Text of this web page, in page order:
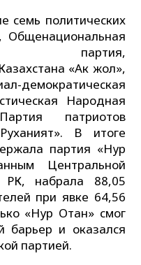
семь политических
партия,
«Ак жол»,
Народная
патриотов
В итоге
партия «Нур
Центральной
РК, набрала 88,05
при явке 64,56
«Нур Отан» смог
барьер и оказался
партией.